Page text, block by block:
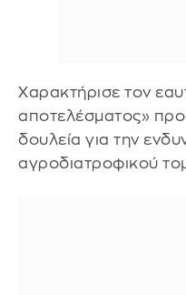
Χαρακτήρισε τον
αποτελέσματος»
δουλεία για την
αγροδιατροφικού